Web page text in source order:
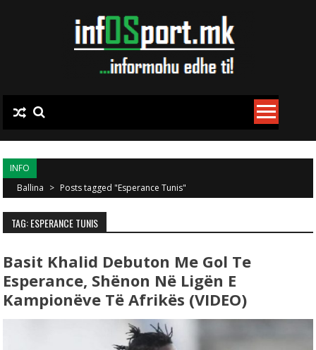
INFO
Ballina > Posts tagged "Esperance Tunis"
TAG: ESPERANCE TUNIS
Basit Khalid Debuton Me Gol Te
Esperance, Shënon Në Ligën E
Kampionëve Të Afrikës (VIDEO)